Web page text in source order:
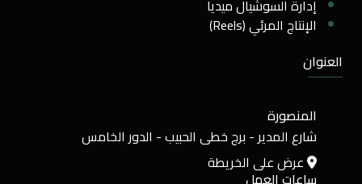
إدارة السوشيال ميديا
الإنتاج المرئي (Reels)
العنوان
المنصورة
شارع المدير - برج خطى الحبيب - الدور الخامس
عرض على الخريطة
ساعات العمل